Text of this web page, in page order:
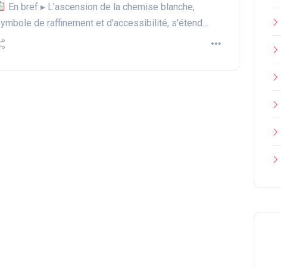
En bref ▸ L'ascension de la chemise blanche,
de raffinement et d'accessibilité, s'étend…